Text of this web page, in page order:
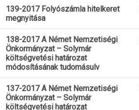
139-2017 Folyószámla hitelkeret
megnyitása
138-2017 A Német Nemzetiségi
Önkormányzat – Solymár
költségvetési határozat
módosításának tudomásulv
137-2017 A Német Nemzetiségi
Önkormányzat – Solymár
költségvetési határozat